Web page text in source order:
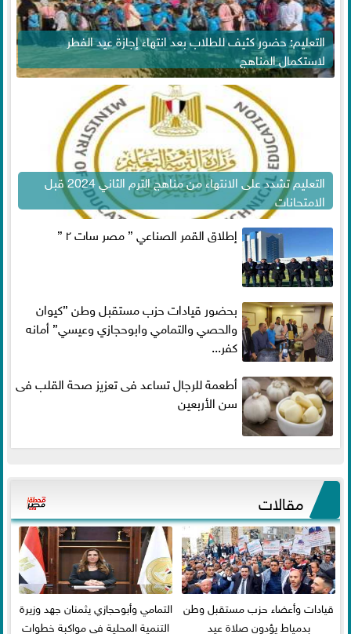
التعليم: حضور كثيف للطلاب بعد انتهاء إجازة عيد الفطر
لاستكمال المناهج
التعليم تشدد على الانتهاء من مناهج الترم الثاني 2024 قبل
الامتحانات
إطلاق القمر الصناعي ” مصر سات ٢ ”
بحضور قيادات حزب مستقبل وطن ”كيوان
والحصي والتمامي وابوحجازي وعيسي” أمانه
كفر...
أطعمة للرجال تساعد فى تعزيز صحة القلب فى
سن الأربعين
مقالات
قيادات وأعضاء حزب مستقبل وطن
بدمياط يؤدون صلاة عيد
التمامي وأبوحجازي يثمنان جهد وزيرة
التنمية المحلية في مواكبة خطوات